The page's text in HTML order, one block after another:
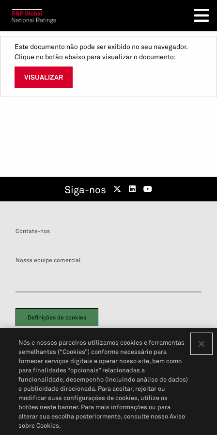
Este documento não pode ser exibido no seu navegador.
Clique no botão abaixo para visualizar o documento:
VISUALIZAR
Siga-nos
Contate-nos
Nossa equipe comercial
Definições de cookies
Política de PrivacidadePortal de privacidade do cliente (em inglês)
Não Venda Minhas Informações Pessoais© 2026 S&P Global
Nós e nossos parceiros utilizamos cookies e ferramentas
semelhantes (“Cookies”) conforme necessário para
fornecer serviços digitais e operar nosso site, bem como
para finalidades “opcionais” relacionadas a
funcionalidade, desempenho (incluindo análise de dados)
e publicidade direcionada. Para aceitar, rejeitar ou
modificar suas configurações de cookies, utilize os
botões neste banner. Para mais informações ou para
alterar sua escolha posteriormente, consulte nosso Aviso
sobre Cookies.